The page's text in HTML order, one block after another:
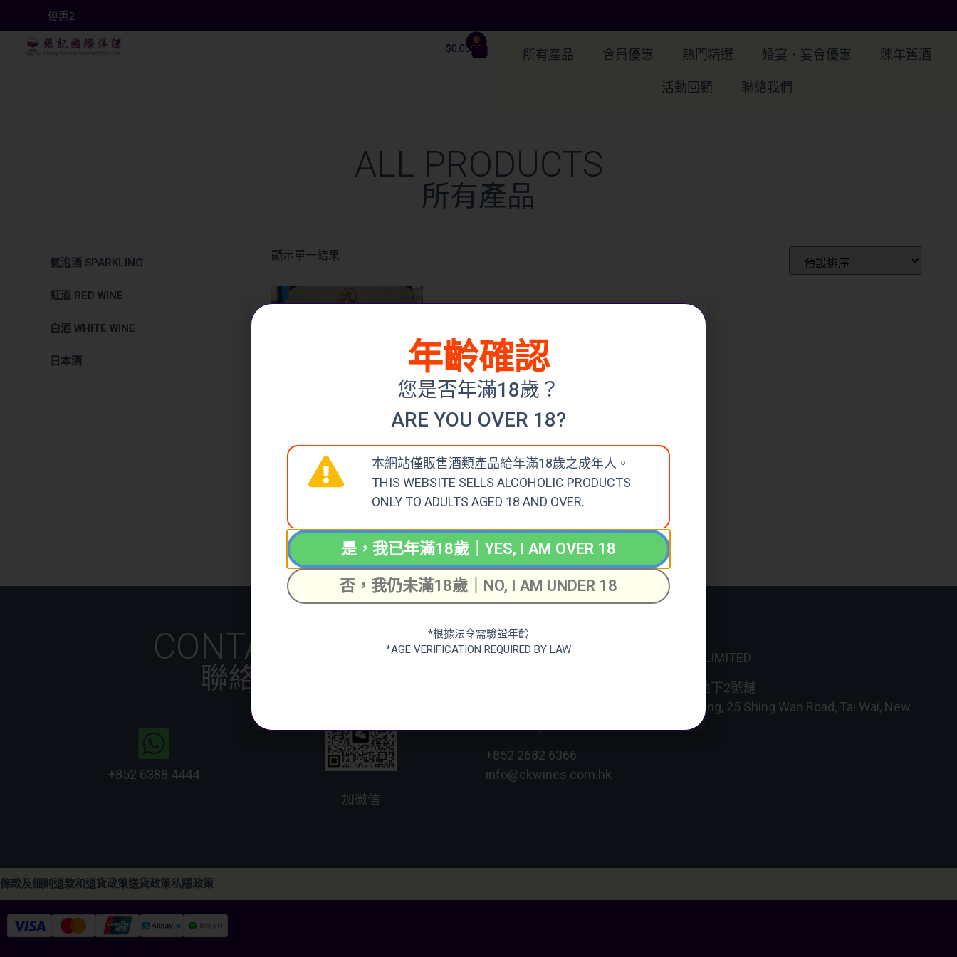
優惠2
$0.00
0
所有產品 會員優惠 熱門精選 婚宴、宴會優惠 陳年舊酒
活動回顧 聯絡我們
ALL PRODUCTS
所有產品
氣泡酒 SPARKLING
紅酒 RED WINE
白酒 WHITE WINE
日本酒
顯示單一結果
久野九平治本店 黒田庄町 田高
KUNO KUHEIJI KURODASHO
TAKO 2019
加入購物車
CONTACT US
聯絡我們
+852 6388 4444
加微信
張記國際洋酒有限公司
CHEUNG KEE INTERNATIONAL WINES LIMITED
新界大圍成運道25-27號成全工業大廈地下2號舖
Unit 2, G/F, Shing Chuen Industrial Building, 25 Shing Wan Road, Tai Wai, New
+852 2682 6366
info@ckwines.com.hk
條款及細則 退款和退貨政策送貨政策私隱政策
年齡確認
您是否年滿18歲？
ARE YOU OVER 18?
本網站僅販售酒類產品給年滿18歲之成年人。
THIS WEBSITE SELLS ALCOHOLIC PRODUCTS
ONLY TO ADULTS AGED 18 AND OVER.
是，我已年滿18歲｜YES, I AM OVER 18
否，我仍未滿18歲｜NO, I AM UNDER 18
*根據法令需驗證年齡
*AGE VERIFICATION REQUIRED BY LAW